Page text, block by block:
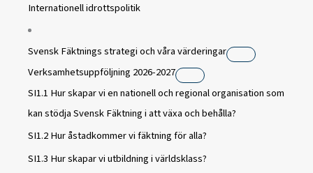
Internationell idrottspolitik
Svensk Fäktnings strategi och våra värderingar
Verksamhetsuppföljning 2026-2027
SI1.1 Hur skapar vi en nationell och regional organisation som
kan stödja Svensk Fäktning i att växa och behålla?
SI1.2 Hur åstadkommer vi fäktning för alla?
SI1.3 Hur skapar vi utbildning i världsklass?